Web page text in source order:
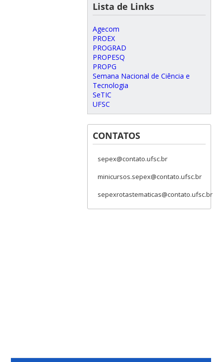
Lista de Links
Agecom
PROEX
PROGRAD
PROPESQ
PROPG
Semana Nacional de Ciência e
Tecnologia
SeTIC
UFSC
CONTATOS
sepex@contato.ufsc.br
minicursos.sepex@contato.ufsc.br
sepexrotastematicas@contato.ufsc.br